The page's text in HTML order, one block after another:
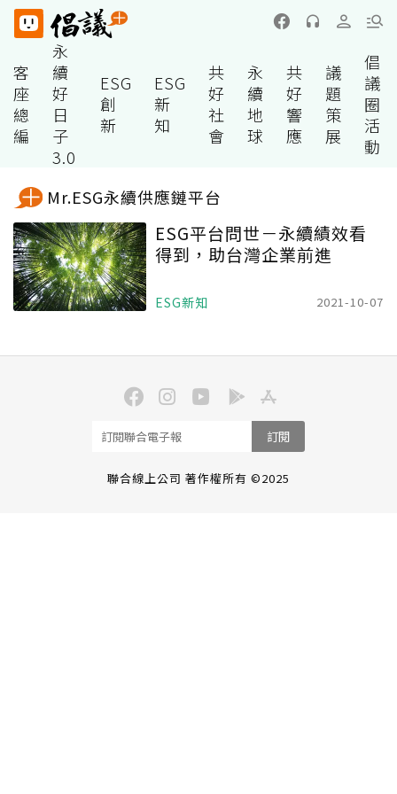
客
座
總
編
永
續
好
日
子
3.0
ESG
創
新
ESG
新
知
共
好
社
會
永
續
地
球
共
好
響
應
議
題
策
展
倡
議
圈
活
動
Mr.ESG永續供應鏈平台
ESG平台問世－永續績效看
得到，助台灣企業前進
ESG新知 2021-10-07
訂閱
聯合線上公司 著作權所有 ©2025